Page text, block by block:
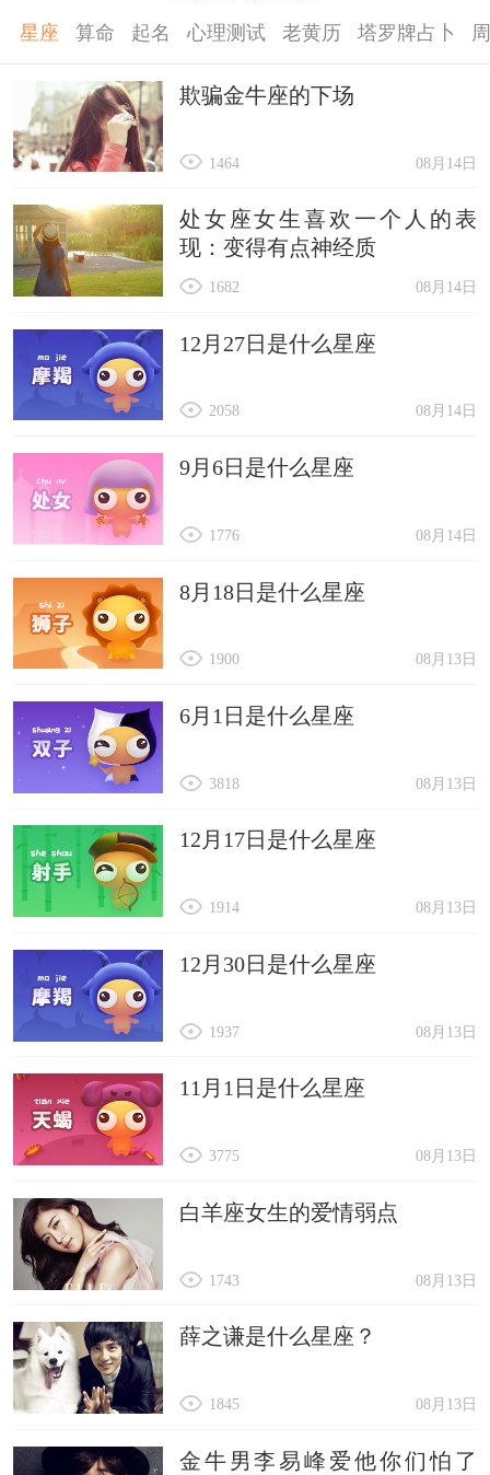
星座 算命 起名 心理测试 老黄历 塔罗牌占卜
欺骗金牛座的下场
08月14日
1464
处女座女生喜欢一个人的表
现：变得有点神经质
08月14日
1682
12月27日是什么星座
08月14日
2058
9月6日是什么星座
08月14日
1776
8月18日是什么星座
08月13日
1900
6月1日是什么星座
08月13日
3818
12月17日是什么星座
08月13日
1914
12月30日是什么星座
08月13日
1937
11月1日是什么星座
08月13日
3775
白羊座女生的爱情弱点
08月13日
1743
薛之谦是什么星座？
08月13日
1845
金牛男李易峰爱他你们怕了